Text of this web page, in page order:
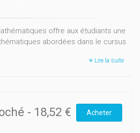
offre aux étudiants une
abordées dans le cursus
à la 2e année de
Lire la suite
- 18,52 € Acheter